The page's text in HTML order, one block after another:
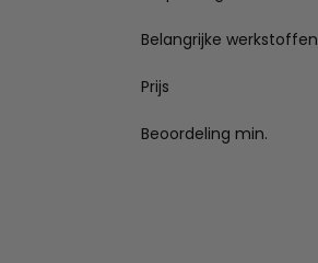
Belangrijke werkstoffen
Prijs
Beoordeling min.